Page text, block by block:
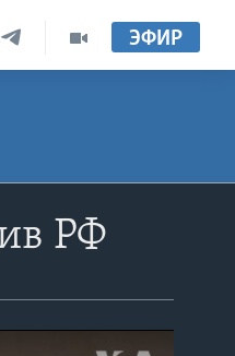
ЭФИР
РФ